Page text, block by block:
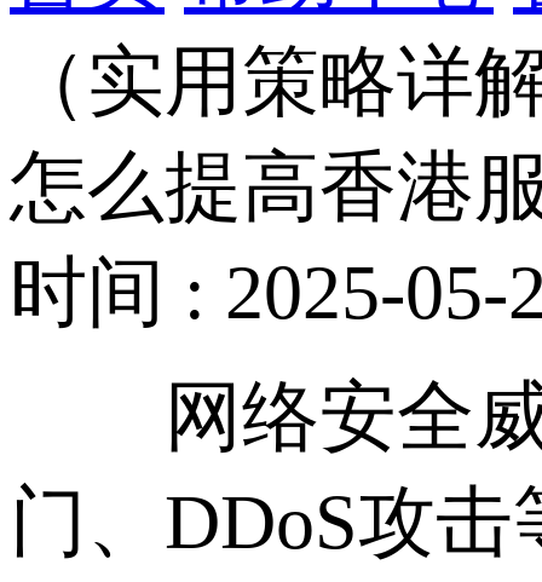
（实用策略详
怎么提高香港
时间 : 2025-05-
网络安全威
门、DDoS攻